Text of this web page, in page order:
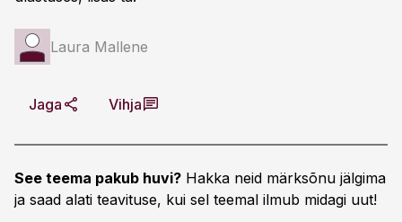
Laura Mallene
Jaga Vihja
See teema pakub huvi? Hakka neid märksõnu jälgima
ja saad alati teavituse, kui sel teemal ilmub midagi uut!